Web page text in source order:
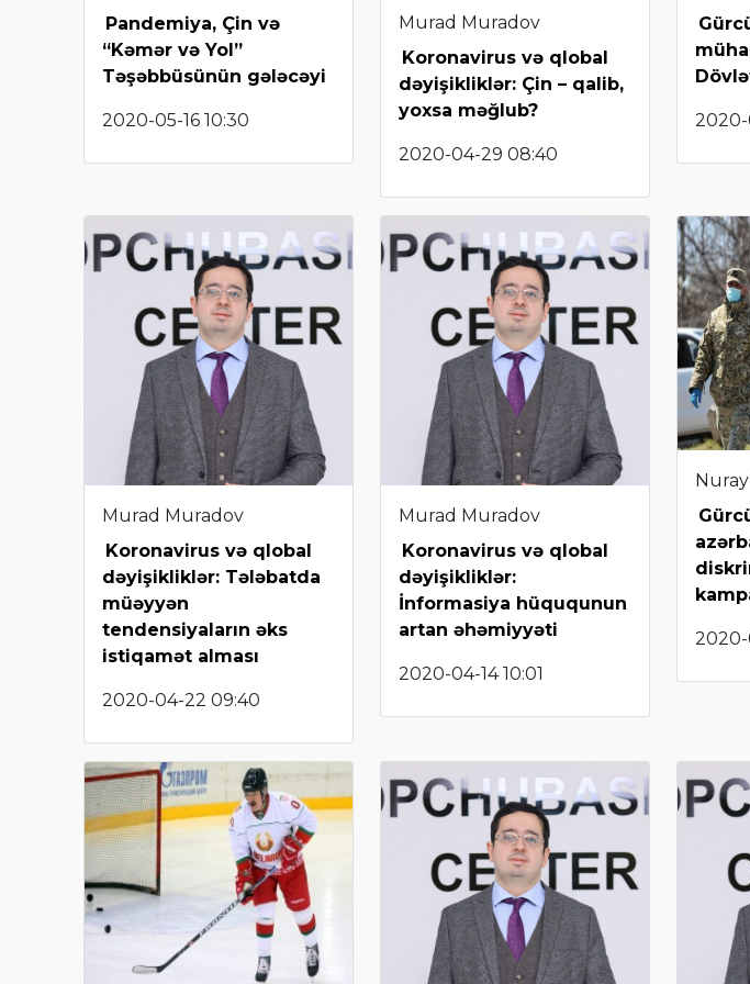
Pandemiya, Çin və
“Kəmər və Yol”
Təşəbbüsünün gələcəyi
2020-05-16 10:30
Murad Muradov
Koronavirus və qlobal
dəyişikliklər: Çin – qalib,
yoxsa məğlub?
2020-04-29 08:40
2020-
Murad Muradov
Koronavirus və qlobal
dəyişikliklər: Tələbatda
müəyyən
tendensiyaların əks
istiqamət alması
2020-04-22 09:40
Murad Muradov
Koronavirus və qlobal
dəyişikliklər:
İnformasiya hüququnun
artan əhəmiyyəti
2020-04-14 10:01
2020-